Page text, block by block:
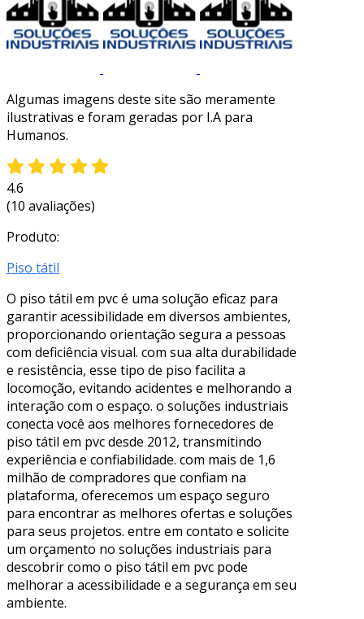
Algumas imagens deste site são meramente
ilustrativas e foram geradas por I.A para
Humanos.
4.6
(10 avaliações)
Produto:
Piso tátil
O piso tátil em pvc é uma solução eficaz para
garantir acessibilidade em diversos ambientes,
proporcionando orientação segura a pessoas
com deficiência visual. com sua alta durabilidade
e resistência, esse tipo de piso facilita a
locomoção, evitando acidentes e melhorando a
interação com o espaço. o soluções industriais
conecta você aos melhores fornecedores de
piso tátil em pvc desde 2012, transmitindo
experiência e confiabilidade. com mais de 1,6
milhão de compradores que confiam na
plataforma, oferecemos um espaço seguro
para encontrar as melhores ofertas e soluções
para seus projetos. entre em contato e solicite
um orçamento no soluções industriais para
descobrir como o piso tátil em pvc pode
melhorar a acessibilidade e a segurança em seu
ambiente.